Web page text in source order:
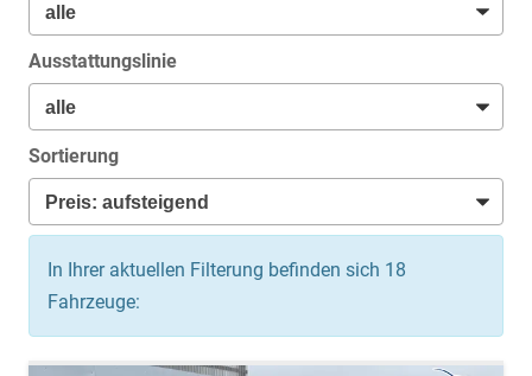
Ausstattungslinie
Sortierung
In Ihrer aktuellen Filterung befinden sich 18
Fahrzeuge: